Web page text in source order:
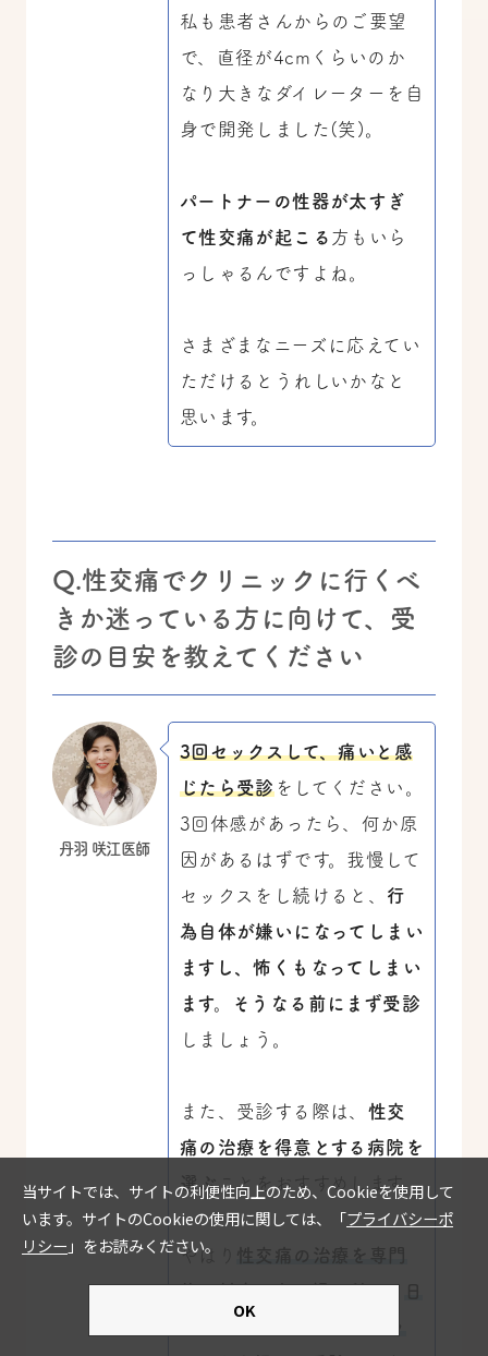
私も患者さんからのご要望
で、直径が4cmくらいのか
なり大きなダイレーターを自
身で開発しました(笑)。
パートナーの性器が太すぎ
て性交痛が起こる 方もいら
っしゃるんですよね。
さまざまなニーズに応えてい
ただけるとうれしいかなと
思います。
Q.性交痛でクリニックに行くべ
きか迷っている方に向けて、受
診の目安を教えてください
丹羽 咲江医師
3回セックスして、痛いと感
じたら受診をしてください。
3回体感があったら、何か原
因があるはずです。我慢して
セックスをし続けると、 行
為自体が嫌いになってしまい
ますし、怖くもなってしまい
ます。そうなる前にまず受診
しましょう。
また、受診する際は、 性交
痛の治療を得意とする病院を
選ぶことをおすすめします。
やはり
的に対応できる婦人科や、